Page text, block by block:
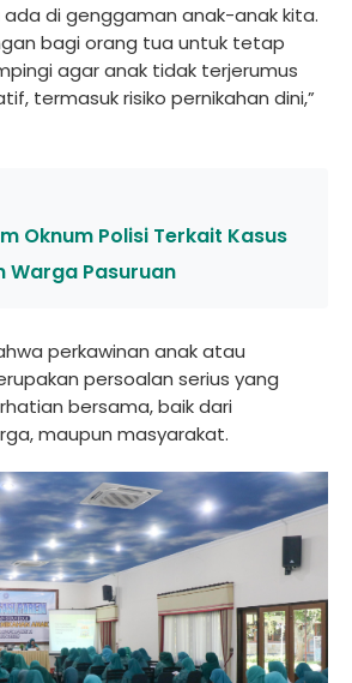
ada di genggaman anak-anak kita.
bagi orang tua untuk tetap
agar anak tidak terjerumus
termasuk risiko pernikahan dini,”
Oknum Polisi Terkait Kasus
Warga Pasuruan
perkawinan anak atau
persoalan serius yang
bersama, baik dari
maupun masyarakat.